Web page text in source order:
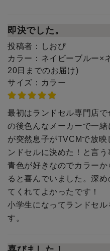
即決でした。
投稿者：
しおぴ
カラー： ネイビーブルー×
20日までのお届け)
サイズ： カラー
最初はランドセル専門店
の後色んなメーカーで一
が突然息子がTVCMで放
ンドセルに決めた！と言う
青色が好きなのでカラー
ると喜んでいました。深
てくれてよかったです！
小学生になってランドセ
す。